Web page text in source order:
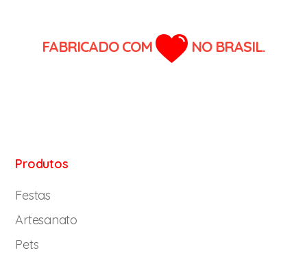
FABRICADO COM NO BRASIL.
Produtos
Festas
Artesanato
Pets